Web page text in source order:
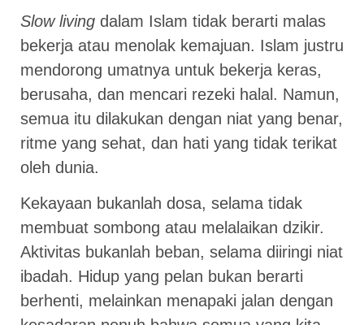
Slow living dalam Islam tidak berarti malas
bekerja atau menolak kemajuan. Islam justru
mendorong umatnya untuk bekerja keras,
berusaha, dan mencari rezeki halal. Namun,
semua itu dilakukan dengan niat yang benar,
ritme yang sehat, dan hati yang tidak terikat
oleh dunia.
Kekayaan bukanlah dosa, selama tidak
membuat sombong atau melalaikan dzikir.
Aktivitas bukanlah beban, selama diiringi niat
ibadah. Hidup yang pelan bukan berarti
berhenti, melainkan menapaki jalan dengan